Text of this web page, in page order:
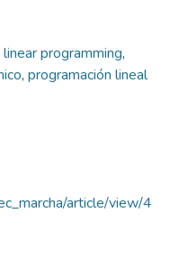
linear programming,
, programación lineal
article/view/4